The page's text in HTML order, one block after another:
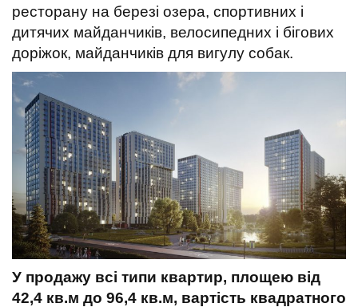
ресторану на березі озера, спортивних і
дитячих майданчиків, велосипедних і бігових
доріжок, майданчиків для вигулу собак.
У продажу всі типи квартир, площею від
42,4 кв.м до 96,4 кв.м, вартість квадратного